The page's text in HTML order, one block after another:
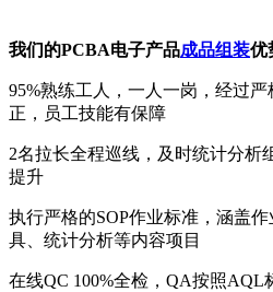
我们的PCBA电子产品成品组装优
95%熟练工人，一人一岗，经过
正，员工技能有保障
2名拉长全程巡线，及时统计分析
提升
执行严格的SOP作业标准，涵盖
具、统计分析等内容项目
在线QC 100%全检，QA按照